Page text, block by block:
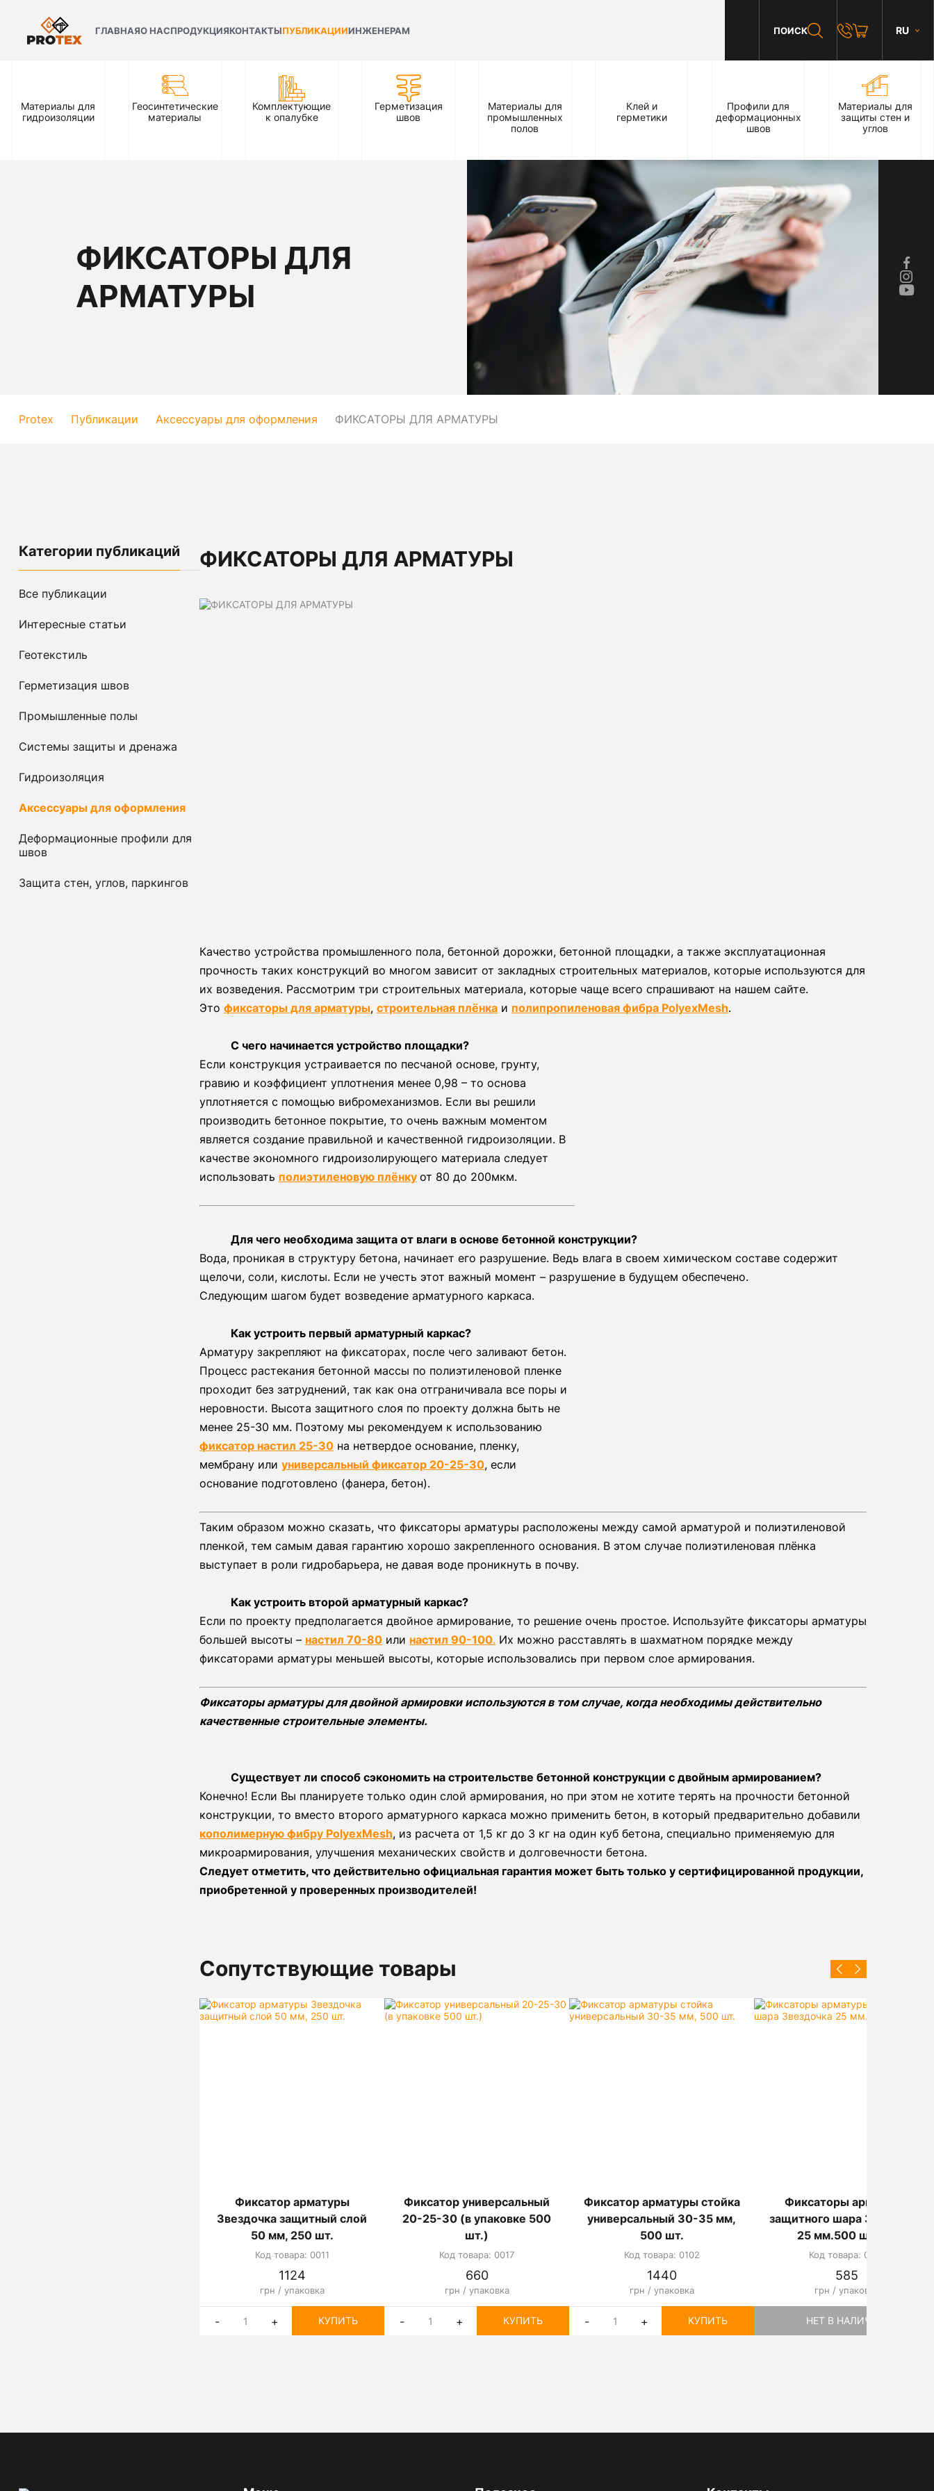
ГЛАВНАЯО НАСПРОДУКЦИЯКОНТАКТЫПУБЛИКАЦИИИНЖЕНЕРАМ ПОИСК RU
Материалы для
гидроизоляции
Геосинтетические
материалы
Комплектующие
к опалубке
Герметизация
швов
Материалы для
промышленных
полов
Клей и
герметики
Профили для
деформационных
швов
Материалы для
защиты стен и
углов
ФИКСАТОРЫ ДЛЯ
АРМАТУРЫ
Protex Публикации Аксессуары для оформления ФИКСАТОРЫ ДЛЯ АРМАТУРЫ
ФИКСАТОРЫ ДЛЯ АРМАТУРЫ
Качество устройства промышленного пола, бетонной дорожки, бетонной площадки, а также эксплуатационная
прочность таких конструкций во многом зависит от закладных строительных материалов, которые используются для
их возведения. Рассмотрим три строительных материала, которые чаще всего спрашивают на нашем сайте.
Это фиксаторы для арматуры, строительная плёнка и полипропиленовая фибра PolyexMesh.
С чего начинается устройство площадки?
Если конструкция устраивается по песчаной основе, грунту,
гравию и коэффициент уплотнения менее 0,98 – то основа
уплотняется с помощью вибромеханизмов. Если вы решили
производить бетонное покрытие, то очень важным моментом
является создание правильной и качественной гидроизоляции. В
качестве экономного гидроизолирующего материала следует
использовать полиэтиленовую плёнку от 80 до 200мкм.
Для чего необходима защита от влаги в основе бетонной конструкции?
Вода, проникая в структуру бетона, начинает его разрушение. Ведь влага в своем химическом составе содержит
щелочи, соли, кислоты. Если не учесть этот важный момент – разрушение в будущем обеспечено.
Следующим шагом будет возведение арматурного каркаса.
Как устроить первый арматурный каркас?
Арматуру закрепляют на фиксаторах, после чего заливают бетон.
Процесс растекания бетонной массы по полиэтиленовой пленке
проходит без затруднений, так как она отграничивала все поры и
неровности. Высота защитного слоя по проекту должна быть не
менее 25-30 мм. Поэтому мы рекомендуем к использованию
фиксатор настил 25-30 на нетвердое основание, пленку,
мембрану или универсальный фиксатор 20-25-30, если
основание подготовлено (фанера, бетон).
Таким образом можно сказать, что фиксаторы арматуры расположены между самой арматурой и полиэтиленовой
пленкой, тем самым давая гарантию хорошо закрепленного основания. В этом случае полиэтиленовая плёнка
выступает в роли гидробарьера, не давая воде проникнуть в почву.
Как устроить второй арматурный каркас?
Если по проекту предполагается двойное армирование, то решение очень простое. Используйте фиксаторы арматуры
большей высоты – настил 70-80 или настил 90-100. Их можно расставлять в шахматном порядке между
фиксаторами арматуры меньшей высоты, которые использовались при первом слое армирования.
Фиксаторы арматуры для двойной армировки используются в том случае, когда необходимы действительно
качественные строительные элементы.
Существует ли способ сэкономить на строительстве бетонной конструкции с двойным армированием?
Конечно! Если Вы планируете только один слой армирования, но при этом не хотите терять на прочности бетонной
конструкции, то вместо второго арматурного каркаса можно применить бетон, в который предварительно добавили
кополимерную фибру PolyexMesh, из расчета от 1,5 кг до 3 кг на один куб бетона, специально применяемую для
микроармирования, улучшения механических свойств и долговечности бетона.
Следует отметить, что действительно официальная гарантия может быть только у сертифицированной продукции,
приобретенной у проверенных производителей!
Сопутствующие товары
Фиксатор арматуры
Звездочка защитный слой
50 мм, 250 шт.
Код товара: 0011
1124
грн / упаковка
- + КУПИТЬ
Фиксатор универсальный
20-25-30 (в упаковке 500
шт.)
Код товара: 0017
660
грн / упаковка
- + КУПИТЬ
Фиксатор арматуры стойка
универсальный 30-35 мм,
500 шт.
Код товара: 0102
1440
грн / упаковка
- + КУПИТЬ
Фиксаторы арматуры
защитного шара Звездочка
25 мм.500 шт/уп.
Код товара: 0001
585
грн / упаковка
НЕТ В НАЛИЧИИ
Категории публикаций
Все публикации
Интересные статьи
Геотекстиль
Герметизация швов
Промышленные полы
Системы защиты и дренажа
Гидроизоляция
Аксессуары для оформления
Деформационные профили для
швов
Защита стен, углов, паркингов